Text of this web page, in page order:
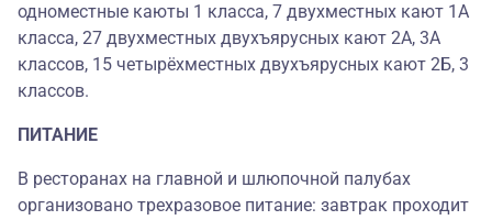
одноместные каюты 1 класса, 7 двухместных кают 1А
класса, 27 двухместных двухъярусных кают 2А, 3А
классов, 15 четырёхместных двухъярусных кают 2Б, 3
классов.
ПИТАНИЕ
В ресторанах на главной и шлюпочной палубах
организовано трехразовое питание: завтрак проходит